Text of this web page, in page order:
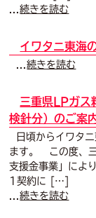
...続きを読む
イワタニ東海
...続きを読む
三重県LPガ
検針分）のご案
日頃からイワタ
ます。 この度、
支援金事業」によ
1契約に […]
...続きを読む